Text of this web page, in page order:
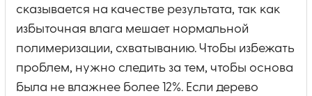
сказывается на качестве результата, так как
избыточная влага мешает нормальной
полимеризации, схватыванию. Чтобы избежать
проблем, нужно следить за тем, чтобы основа
была не влажнее более 12%. Если дерево